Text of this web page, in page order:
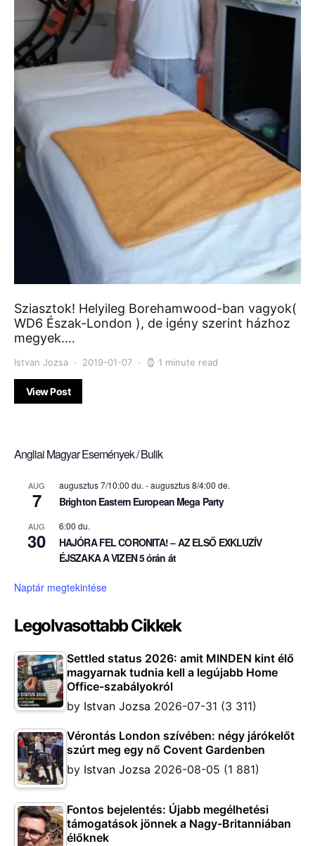
Sziasztok! Helyileg Borehamwood-ban vagyok(
WD6 Észak-London ), de igény szerint házhoz
megyek.…
Istvan Jozsa 2019-01-07 1 minute read
View Post
Angliai Magyar Események / Bulik
AUG
7
augusztus 7/10:00 du. -augusztus 8/4:00 de.
Brighton Eastern European Mega Party
AUG
30
6:00 du.
HAJÓRA FEL CORONITA! – AZ ELSŐ EXKLUZÍV
ÉJSZAKA A VIZEN 5 órán át
Naptár megtekintése
Legolvasottabb Cikkek
Settled status 2026: amit MINDEN kint élő
magyarnak tudnia kell a legújabb Home
Office-szabályokról
by Istvan Jozsa 2026-07-31 (3 311)
Vérontás London szívében: négy járókelőt
szúrt meg egy nő Covent Gardenben
by Istvan Jozsa 2026-08-05 (1 881)
Fontos bejelentés: Újabb megélhetési
támogatások jönnek a Nagy-Britanniában
élőknek